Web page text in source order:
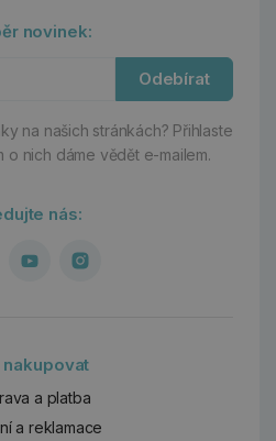
novinek:
Odebírat
na našich stránkách? Přihlaste
o nich dáme vědět e-mailem.
nás:
nakupovat
a platba
a reklamace